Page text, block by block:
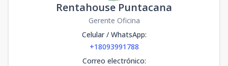
Rentahouse Puntacana
Gerente Oficina
Celular / WhatsApp:
+18093991788
Correo electrónico: